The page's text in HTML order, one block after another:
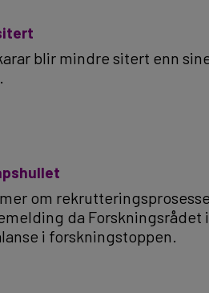
blir mindre sitert enn
om
da Forskningsrådet
i forskningstoppen.